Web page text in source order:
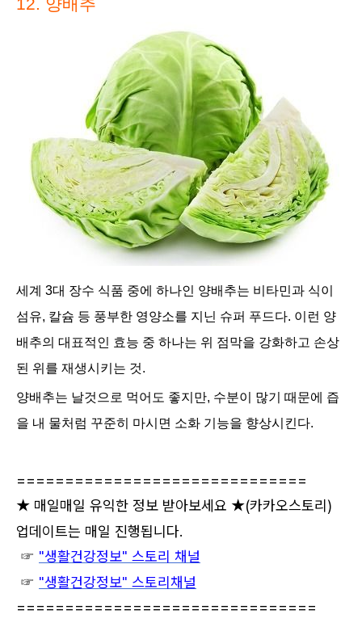
12. 양배추
세계 3대 장수 식품 중에 하나인 양배추는 비타민과 식이
섬유, 칼슘 등 풍부한 영양소를 지닌 슈퍼 푸드다. 이런 양
배추의 대표적인 효능 중 하나는 위 점막을 강화하고 손상
된 위를 재생시키는 것.
양배추는 날것으로 먹어도 좋지만, 수분이 많기 때문에 즙
을 내 물처럼 꾸준히 마시면 소화 기능을 향상시킨다.
==============================
★ 매일매일 유익한 정보 받아보세요 ★(카카오스토리)
업데이트는 매일 진행됩니다.
☞ "생활건강정보" 스토리 채널
☞ "생활건강정보" 스토리채널
===============================